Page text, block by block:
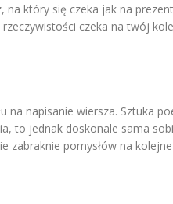
który się czeka jak na
czeka na twój
napisanie wiersza. Sztuka
to jednak doskonale sama
zabraknie pomysłów na